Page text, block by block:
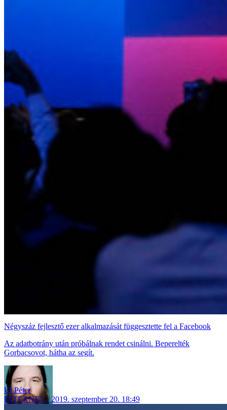
Négyszáz fejlesztő ezer alkalmazását függesztette fel a Facebook
Az adatbotrány után próbálnak rendet csinálni. Beperelték
Gorbacsovot, hátha az segít.
Uj Péter
INTERNET
2019. szeptember 20. 18:49